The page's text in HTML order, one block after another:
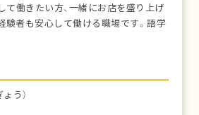
て働きたい方、一緒にお店を盛り上げ
験者も安心して働ける職場です。語学
う）